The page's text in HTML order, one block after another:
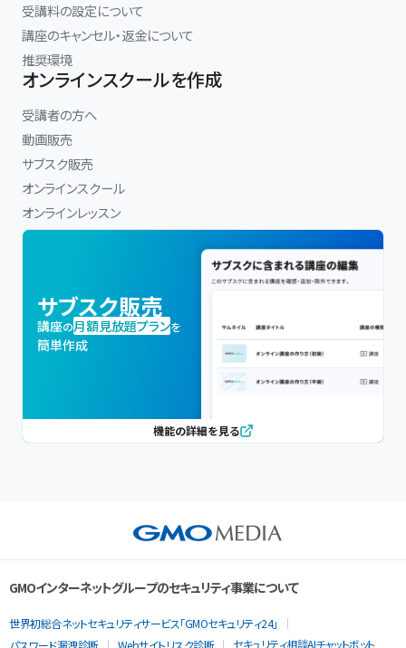
受講料の設定について
講座のキャンセル・返金について
推奨環境
オンラインスクールを作成
受講者の方へ
動画販売
サブスク販売
オンラインスクール
オンラインレッスン
サブスク販売
講座の月額見放題プランを
簡単作成
機能の詳細を見る
GMOインターネットグループのセキュリティ事業について
世界初総合ネットセキュリティサービス「GMOセキュリティ24」
セキュリティ相談AIチャットボット